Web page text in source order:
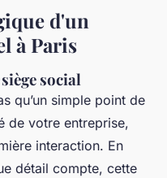
d'un
à Paris
social
qu’un simple point de
de votre entreprise,
interaction. En
détail compte, cette